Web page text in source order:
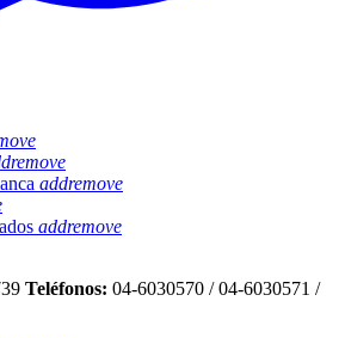
remove
addremove
addremove
Teléfonos: 04-6030570 / 04-6030571 /